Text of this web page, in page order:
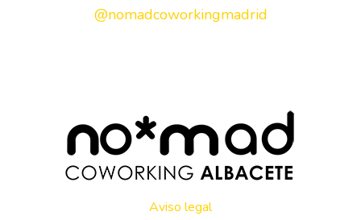
@nomadcoworkingmadrid
Aviso legal